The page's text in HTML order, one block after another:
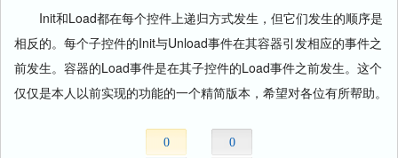
Init和Load都在每个控件上递归方式发生，但它们发生的顺序是
相反的。每个子控件的Init与Unload事件在其容器引发相应的事件之
前发生。容器的Load事件是在其子控件的Load事件之前发生。这个
仅仅是本人以前实现的功能的一个精简版本，希望对各位有所帮助。
0 0